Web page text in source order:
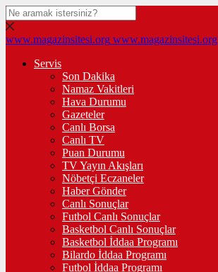
www.magazinsitesi.org www.magazinsitesi.org
Servis
Son Dakika
Namaz Vakitleri
Hava Durumu
Gazeteler
Canlı Borsa
Canlı TV
Puan Durumu
TV Yayın Akışları
Nöbetçi Eczaneler
Haber Gönder
Canlı Sonuçlar
Futbol Canlı Sonuçlar
Basketbol Canlı Sonuçlar
Basketbol İddaa Programı
Bilardo İddaa Programı
Futbol İddaa Programı